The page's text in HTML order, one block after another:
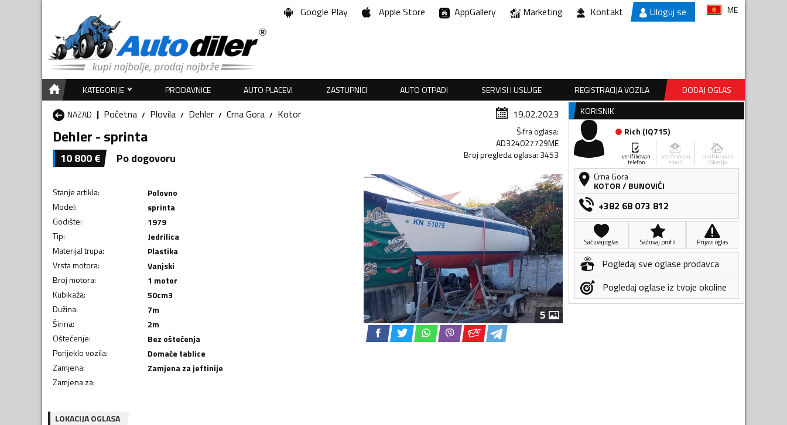
Google Play Apple Store AppGallery Marketing Kontakt Uloguj se ME
KATEGORIJE PRODAVNICE AUTO PLACEVI ZASTUPNICI AUTO OTPADI SERVISI I USLUGE REGISTRACIJA VOZILA
DODAJ OGLAS
NAZAD
Početna Plovila Dehler Crna Gora Kotor 19.02.2023
Dehler - sprinta
10 800€ Po dogovoru
Šifra oglasa:
AD324027729ME
Broj pregleda oglasa: 3453
Stanje artikla:
Polovno
Model:
sprinta
Godište:
1979
Tip:
Jedrilica
Materijal trupa:
Plastika
Vrsta motora:
Vanjski
Broj motora:
1 motor
Kubikaža: 50cm3
Dužina: 7m
Širina: 2m
Oštećenje:
Bez oštećenja
Porijeklo vozila:
Domaće tablice
Zamjena:
Zamjena za jeftinije
Zamjena za:
5
LOKACIJA OGLASA
KORISNIK
Rich (IQ715)
verifikovan
telefon
verifikovan
email
verifikovana
lokacija
Crna Gora
KOTOR/ BUNOVIĆI
+382 68 073 812
Sačuvaj oglas Sačuvaj profil Prijavi oglas
Pogledaj sve oglase prodavca
Pogledaj oglase iz tvoje okoline